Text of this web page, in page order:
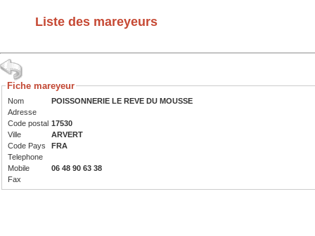
Liste des mareyeurs
Fiche mareyeur
Nom
POISSONNERIE LE REVE DU MOUSSE
Adresse
Code postal 17530
Ville
ARVERT
Code Pays
FRA
Telephone
Mobile
06 48 90 63 38
Fax